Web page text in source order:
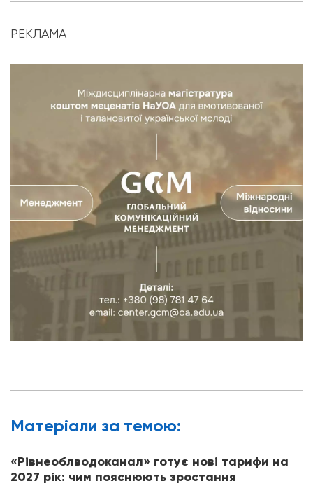
РЕКЛАМА
Матерiали за темою:
«Рівнеоблводоканал» готує нові тарифи на
2027 рік: чим пояснюють зростання